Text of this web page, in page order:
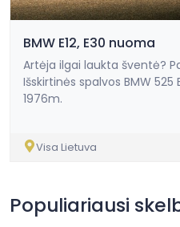
BMW E12, E30 nuoma
Artėja ilgai laukta šventė?
Išskirtinės spalvos BMW
1976m.
Visa Lietuva
Populiariausi